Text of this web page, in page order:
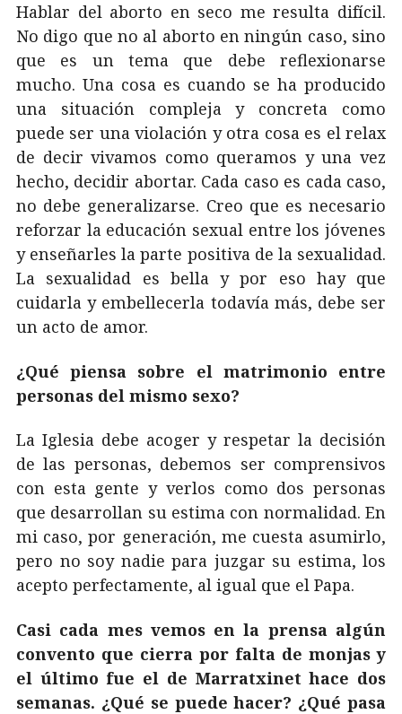
Hablar del aborto en seco me resulta difícil.
No digo que no al aborto en ningún caso, sino
que es un tema que debe reflexionarse
mucho. Una cosa es cuando se ha producido
una situación compleja y concreta como
puede ser una violación y otra cosa es el relax
de decir vivamos como queramos y una vez
hecho, decidir abortar. Cada caso es cada caso,
no debe generalizarse. Creo que es necesario
reforzar la educación sexual entre los jóvenes
y enseñarles la parte positiva de la sexualidad.
La sexualidad es bella y por eso hay que
cuidarla y embellecerla todavía más, debe ser
un acto de amor.
¿Qué piensa sobre el matrimonio entre
personas del mismo sexo?
La Iglesia debe acoger y respetar la decisión
de las personas, debemos ser comprensivos
con esta gente y verlos como dos personas
que desarrollan su estima con normalidad. En
mi caso, por generación, me cuesta asumirlo,
pero no soy nadie para juzgar su estima, los
acepto perfectamente, al igual que el Papa.
Casi cada mes vemos en la prensa algún
convento que cierra por falta de monjas y
el último fue el de Marratxinet hace dos
semanas. ¿Qué se puede hacer? ¿Qué pasa